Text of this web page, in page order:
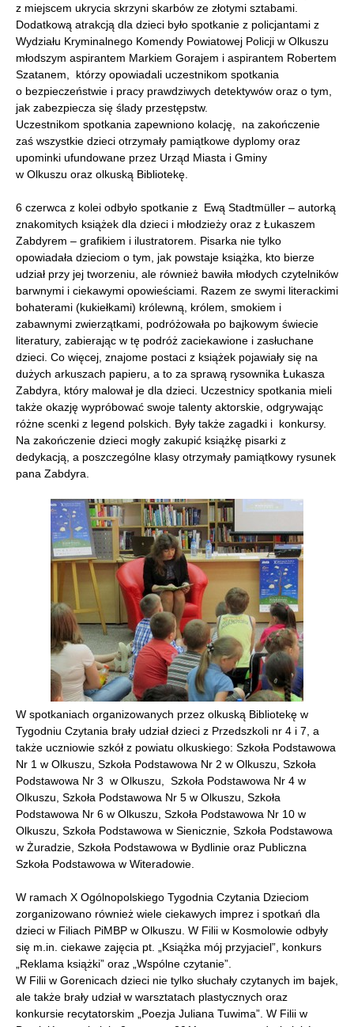
z miejscem ukrycia skrzyni skarbów ze złotymi sztabami.
Dodatkową atrakcją dla dzieci było spotkanie z policjantami z
Wydziału Kryminalnego Komendy Powiatowej Policji w Olkuszu
młodszym aspirantem Markiem Gorajem i aspirantem Robertem
Szatanem, którzy opowiadali uczestnikom spotkania
o bezpieczeństwie i pracy prawdziwych detektywów oraz o tym,
jak zabezpiecza się ślady przestępstw.
Uczestnikom spotkania zapewniono kolację, na zakończenie
zaś wszystkie dzieci otrzymały pamiątkowe dyplomy oraz
upominki ufundowane przez Urząd Miasta i Gminy
w Olkuszu oraz olkuską Bibliotekę.
6 czerwca z kolei odbyło spotkanie z Ewą Stadtmüller – autorką
znakomitych książek dla dzieci i młodzieży oraz z Łukaszem
Zabdyrem – grafikiem i ilustratorem. Pisarka nie tylko
opowiadała dzieciom o tym, jak powstaje książka, kto bierze
udział przy jej tworzeniu, ale również bawiła młodych czytelników
barwnymi i ciekawymi opowieściami. Razem ze swymi literackimi
bohaterami (kukiełkami) królewną, królem, smokiem i
zabawnymi zwierzątkami, podróżowała po bajkowym świecie
literatury, zabierając w tę podróż zaciekawione i zasłuchane
dzieci. Co więcej, znajome postaci z książek pojawiały się na
dużych arkuszach papieru, a to za sprawą rysownika Łukasza
Zabdyra, który malował je dla dzieci. Uczestnicy spotkania mieli
także okazję wypróbować swoje talenty aktorskie, odgrywając
różne scenki z legend polskich. Były także zagadki i konkursy.
Na zakończenie dzieci mogły zakupić książkę pisarki z
dedykacją, a poszczególne klasy otrzymały pamiątkowy rysunek
pana Zabdyra.
W spotkaniach organizowanych przez olkuską Bibliotekę w
Tygodniu Czytania brały udział dzieci z Przedszkoli nr 4 i 7, a
także uczniowie szkół z powiatu olkuskiego: Szkoła Podstawowa
Nr 1 w Olkuszu, Szkoła Podstawowa Nr 2 w Olkuszu, Szkoła
Podstawowa Nr 3 w Olkuszu, Szkoła Podstawowa Nr 4 w
Olkuszu, Szkoła Podstawowa Nr 5 w Olkuszu, Szkoła
Podstawowa Nr 6 w Olkuszu, Szkoła Podstawowa Nr 10 w
Olkuszu, Szkoła Podstawowa w Sienicznie, Szkoła Podstawowa
w Żuradzie, Szkoła Podstawowa w Bydlinie oraz Publiczna
Szkoła Podstawowa w Witeradowie.
W ramach X Ogólnopolskiego Tygodnia Czytania Dzieciom
zorganizowano również wiele ciekawych imprez i spotkań dla
dzieci w Filiach PiMBP w Olkuszu. W Filii w Kosmolowie odbyły
się m.in. ciekawe zajęcia pt. „Książka mój przyjaciel”, konkurs
„Reklama książki” oraz „Wspólne czytanie”.
W Filii w Gorenicach dzieci nie tylko słuchały czytanych im bajek,
ale także brały udział w warsztatach plastycznych oraz
konkursie recytatorskim „Poezja Juliana Tuwima”. W Filii w